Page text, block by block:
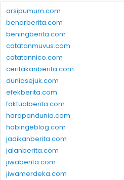
arsipumum.com
benarberita.com
beningberita.com
catatanmuvus.com
catatannico.com
ceritakanberita.com
duniasejuk.com
efekberita.com
faktualberita.com
harapandunia.com
hobingeblog.com
jadikanberita.com
jalanberita.com
jiwaberita.com
jiwamerdeka.com